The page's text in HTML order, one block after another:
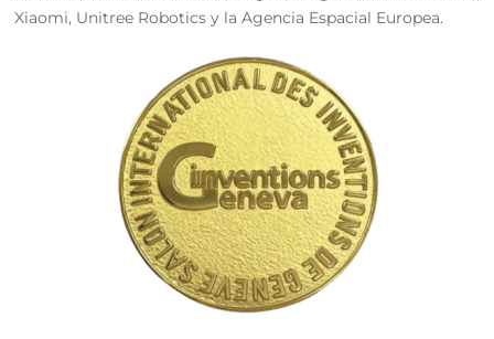
Xiaomi, Unitree Robotics y la Agencia Espacial Europea.